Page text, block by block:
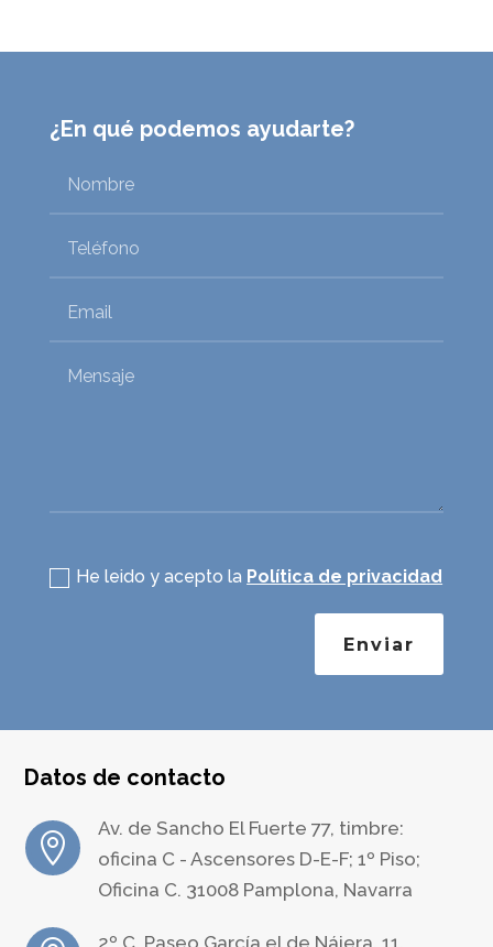
¿En qué podemos ayudarte?
He leido y acepto la Política de privacidad
Enviar
Datos de contacto

Av. de Sancho El Fuerte 77, timbre:
oficina C - Ascensores D-E-F; 1º Piso;
Oficina C. 31008 Pamplona, Navarra
2º C, Paseo García el de Nájera, 11,